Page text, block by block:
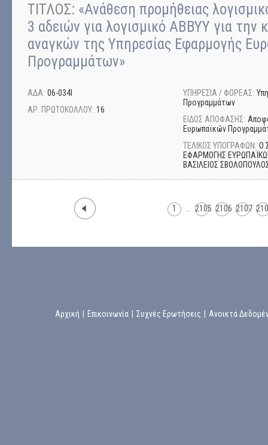
ΤΙΤΛΟΣ: «Ανάθεση προμήθειας
3 αδειών για λογισμικό ΑΒΒΥΥ για την
αναγκών της Υπηρεσίας Εφαρμογής
Προγραμμάτων»
ΑΔΑ: 06-034Ι
ΑΡ. ΠΡΩΤΟΚΟΛΛΟΥ: 16
ΥΠΗΡΕΣΙΑ / ΦΟΡΕΑΣ:
Προγραμμάτων
ΕΙΔΟΣ ΑΠΟΦΑΣΗΣ:
Ευρωπαϊκών
ΤΕΛΙΚΟΣ ΥΠΟΓΡΑΦΩΝ: Ο
ΕΦΑΡΜΟΓΗΣ
ΒΑΣΙΛΕΙΟΣ
1 2105 2106 2107
Αρχική Επικοινωνία Συχνές Ερωτήσεις Ανοικτά